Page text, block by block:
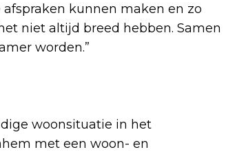
kunnen maken en zo
niet altijd breed hebben. Samen
worden.”
woonsituatie in het
met een woon- en